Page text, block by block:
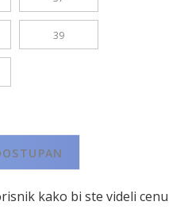
39
kako bi ste videli cenu